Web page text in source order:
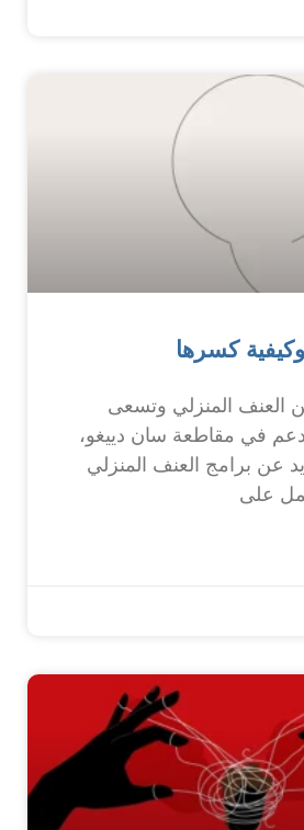
كسرها
العنف المنزلي وتسعى
في مقاطعة سان دييغو،
عن برامج العنف المنزلي
على